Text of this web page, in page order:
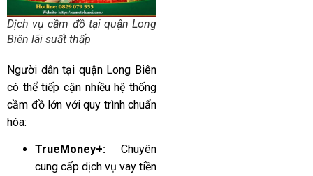
Dịch vụ cầm đồ tại quận Long
Biên lãi suất thấp
Người dân tại quận Long Biên
có thể tiếp cận nhiều hệ thống
cầm đồ lớn với quy trình chuẩn
hóa:
TrueMoney+: Chuyên
cung cấp dịch vụ vay tiền